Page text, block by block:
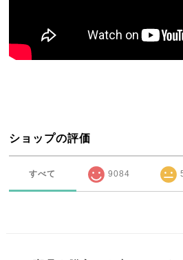
ショップの評価
すべて 9084